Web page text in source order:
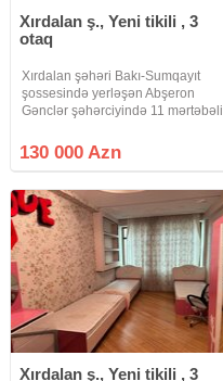
Xırdalan ş., Yeni tikili , 3
otaq
Xırdalan şəhəri Bakı-Sumqayıt
şossesində yerləşən Abşeron
Gənclər şəhərciyində 11 mərtəbəli
85 kv .m olan qanuni 3 otaqlı
təmirli, qismən əşyalı bina evi təcili
130 000 Azn
Xırdalan ş., Yeni tikili , 3